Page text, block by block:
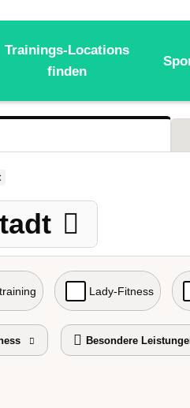
Trainings-Locations
finden
Lady-Fitness
Besondere